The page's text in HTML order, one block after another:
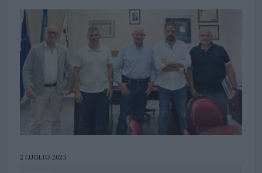
2 LUGLIO 2025